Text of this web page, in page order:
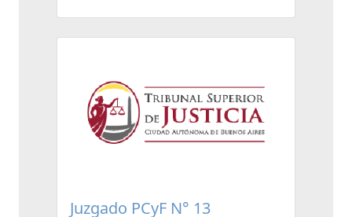
Juzgado PCyF N° 13